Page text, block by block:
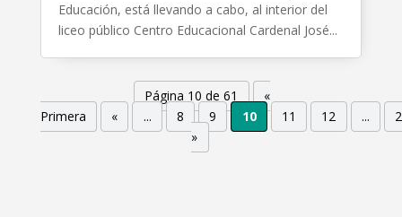
Educación, está llevando a cabo, al interior del
liceo público Centro Educacional Cardenal José...
Página 10 de 61
«
Primera
« ... 8 9 10 11 12 ...
»